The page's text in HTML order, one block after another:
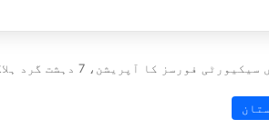
کا آپریشن، 7 دہشت گرد ہلاک، میجر سمیت 5 جوان شہید